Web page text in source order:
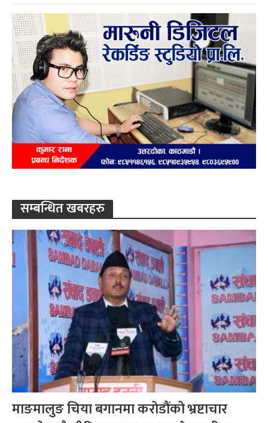
सम्बन्धित खबरहरु
माङमालुङ चिया बगानमा करोडौंको भ्रष्टाचार